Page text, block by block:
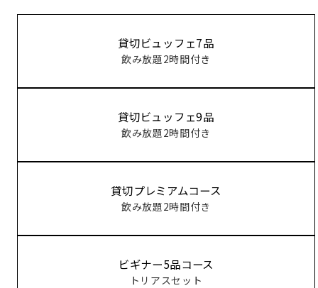
貸切ビュッフェ7品
飲み放題2時間付き
貸切ビュッフェ9品
飲み放題2時間付き
貸切プレミアムコース
飲み放題2時間付き
ビギナー5品コース
トリアスセット